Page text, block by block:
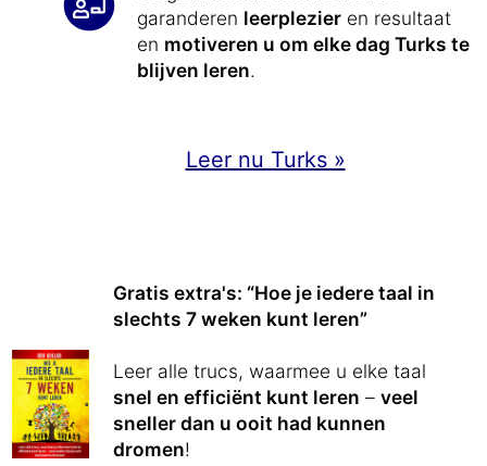
garanderen leerplezier en resultaat
en motiveren u om elke dag Turks te
blijven leren.
Leer nu Turks »
Gratis extra's: “Hoe je iedere taal in
slechts 7 weken kunt leren”
Leer alle trucs, waarmee u elke taal
snel en efficiënt kunt leren – veel
sneller dan u ooit had kunnen
dromen!